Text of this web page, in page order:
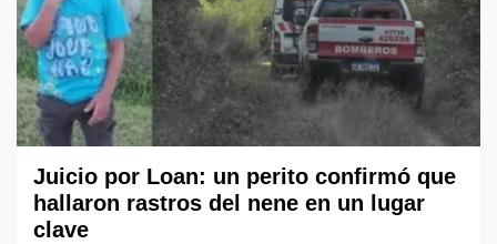
Juicio por Loan: un perito confirmó que
hallaron rastros del nene en un lugar
clave